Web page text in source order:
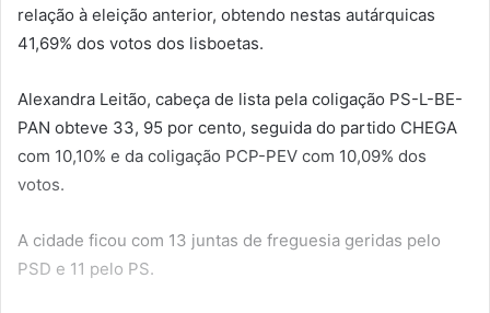
relação à eleição anterior, obtendo nestas autárquicas
41,69% dos votos dos lisboetas.
Alexandra Leitão, cabeça de lista pela coligação PS-L-BE-
PAN obteve 33, 95 por cento, seguida do partido CHEGA
com 10,10% e da coligação PCP-PEV com 10,09% dos
votos.
A cidade ficou com 13 juntas de freguesia geridas pelo
PSD e 11 pelo PS.